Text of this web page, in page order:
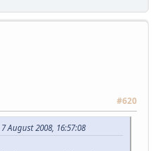
#620
August 2008, 16:57:08